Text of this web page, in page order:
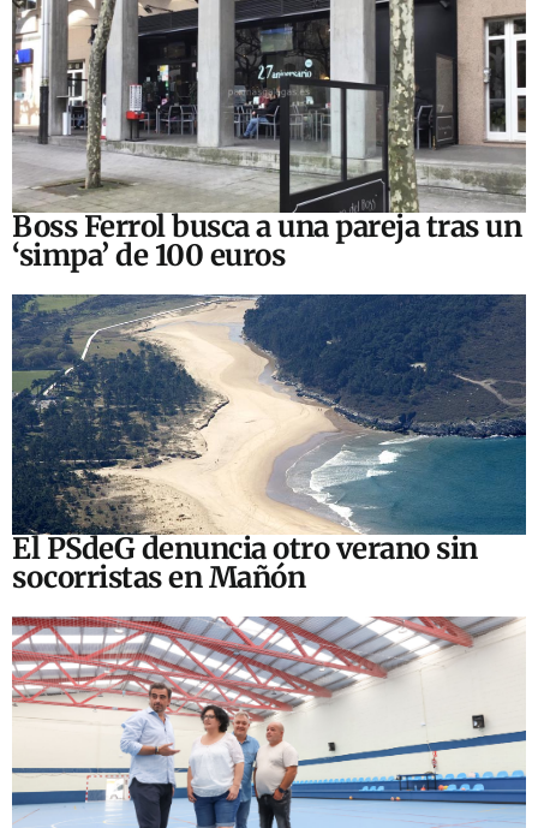
Boss Ferrol busca a una pareja tras un
‘simpa’ de 100 euros
El PSdeG denuncia otro verano sin
socorristas en Mañón